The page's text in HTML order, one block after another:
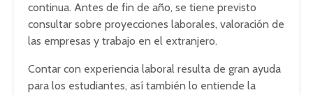
continua. Antes de fin de año, se tiene previsto
consultar sobre proyecciones laborales, valoración de
las empresas y trabajo en el extranjero.
Contar con experiencia laboral resulta de gran ayuda
para los estudiantes, así también lo entiende la